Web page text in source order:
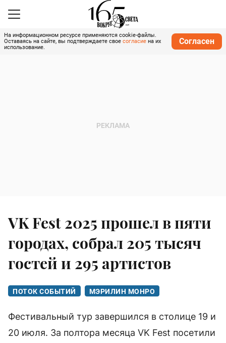
На информационном ресурсе применяются cookie-файлы.
Оставаясь на сайте, вы подтверждаете свое согласие на их
использование.
Согласен
VK Fest 2025 прошел в пяти
городах, собрал 205 тысяч
гостей и 295 артистов
ПОТОК СОБЫТИЙ МЭРИЛИН МОНРО
Фестивальный тур завершился в столице 19 и
20 июля. За полтора месяца VK Fest посетили